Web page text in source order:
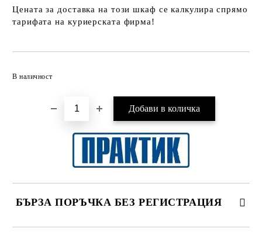
Цената за доставка на този шкаф се калкулира спрямо
тарифата на куриерската фирма!
В наличност
БЪРЗА ПОРЪЧКА БЕЗ РЕГИСТРАЦИЯ